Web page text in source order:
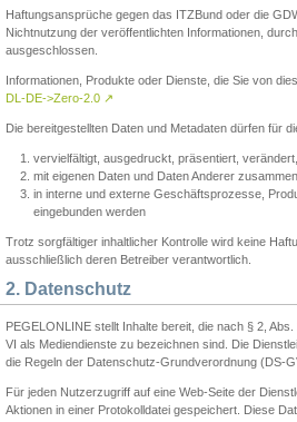
Haftungsansprüche gegen das ITZBund oder die
Nichtnutzung der veröffentlichten Informationen,
ausgeschlossen.
Informationen, Produkte oder Dienste, die Sie von
DL-DE->Zero-2.0 ↗
Die bereitgestellten Daten und Metadaten dürfen für
vervielfältigt, ausgedruckt, präsentiert,
mit eigenen Daten und Daten Anderer
in interne und externe Geschäftsprozesse,
eingebunden werden
Trotz sorgfältiger inhaltlicher Kontrolle wird keine
ausschließlich deren Betreiber verantwortlich.
2. Datenschutz
PEGELONLINE stellt Inhalte bereit, die nach § 2,
VI als Mediendienste zu bezeichnen sind. Die
die Regeln der Datenschutz-Grundverordnung (DS-
Für jeden Nutzerzugriff auf eine Web-Seite der
Aktionen in einer Protokolldatei gespeichert. Diese